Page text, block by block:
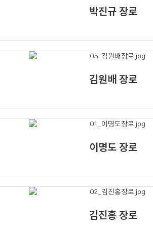
박진규 장로
김원배 장로
이명도 장로
김진홍 장로